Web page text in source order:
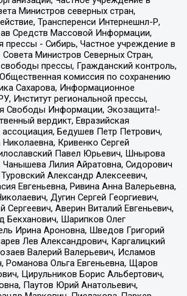
Министров северных стран,
Трансперенси Интернешнл-Р,
Средств Массовой Информации,
прессы - Сибирь, Частное учреждение в
Совета Министров Северных Стран,
прессы, Гражданский контроль,
комиссия по сохранению
Сахарова, Информационное
Институт региональной прессы,
Свободы Информации, Экозащита!-
вердикт, Евразийская
Бедушев Петр Петрович,
Кривенко Сергей
Павел Юрьевич, Шнырова
Чанышева Лилия Айратовна, Сидорович
Александр Алексеевич,
Евгеньевна, Ривина Анна Валерьевна,
Дугин Сергей Георгиевич,
Сергеевич, Аверин Виталий Евгеньевич,
Бекханович, Шарипков Олег
Ирина Ароновна, Шведов Григорий
Лев Александрович, Каргалицкий
Валерий Валерьевич, Исламов
Романова Ольга Евгеньевна, Щаров
Цирульников Борис Альбертович,
Паутов Юрий Анатольевич,